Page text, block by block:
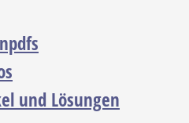
und Lösungen